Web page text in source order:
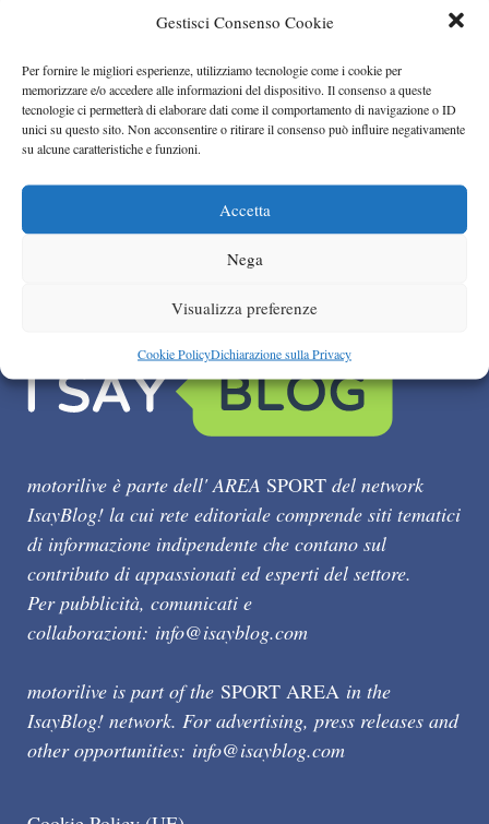
Gestisci Consenso Cookie
Per fornire le migliori esperienze, utilizziamo tecnologie come i cookie per
memorizzare e/o accedere alle informazioni del dispositivo. Il consenso a queste
tecnologie ci permetterà di elaborare dati come il comportamento di navigazione o ID
unici su questo sito. Non acconsentire o ritirare il consenso può influire negativamente
su alcune caratteristiche e funzioni.
Accetta
Nega
Visualizza preferenze
Cookie PolicyDichiarazione sulla Privacy
sostenibile, stile, anche con noleggio a lungo
termine
Ufficiale l’arrivo degli stop lampeggianti
obbligatori in Italia
motorilive è parte dell' AREA SPORT del network
IsayBlog! la cui rete editoriale comprende siti tematici
di informazione indipendente che contano sul
contributo di appassionati ed esperti del settore.
Per pubblicità, comunicati e
collaborazioni: info@isayblog.com
motorilive is part of the SPORT AREA in the
IsayBlog! network. For advertising, press releases and
other opportunities: info@isayblog.com